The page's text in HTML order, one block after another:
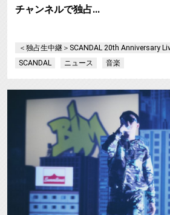
チャンネルで独占…
＜独占生中継＞SCANDAL 20th Anniversary
SCANDAL
ニュース 音楽